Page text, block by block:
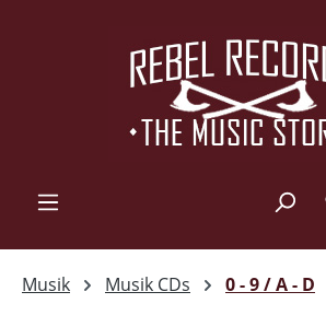
Musik Musik CDs 0 - 9 / A - D